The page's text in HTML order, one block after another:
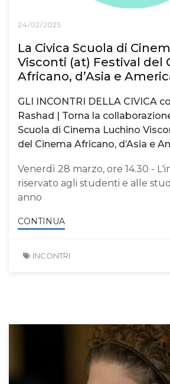
24/02/2025
La Civica Scuola di
Visconti (at) Festival del
Africano, d’Asia e
GLI INCONTRI DELLA CIVICA
Rashad | Torna la
Scuola di Cinema Luchino
del Cinema Africano, d’Asia e
Venerdì 28 marzo, ore 14.30 -
riservato agli studenti e alle
anno
CONTINUA
INCONTRI